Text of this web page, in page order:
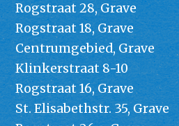
Rogstraat 28, Grave
Rogstraat 18, Grave
Centrumgebied, Grave
Klinkerstraat 8-10
Rogstraat 16, Grave
St. Elisabethstr. 35, Grave